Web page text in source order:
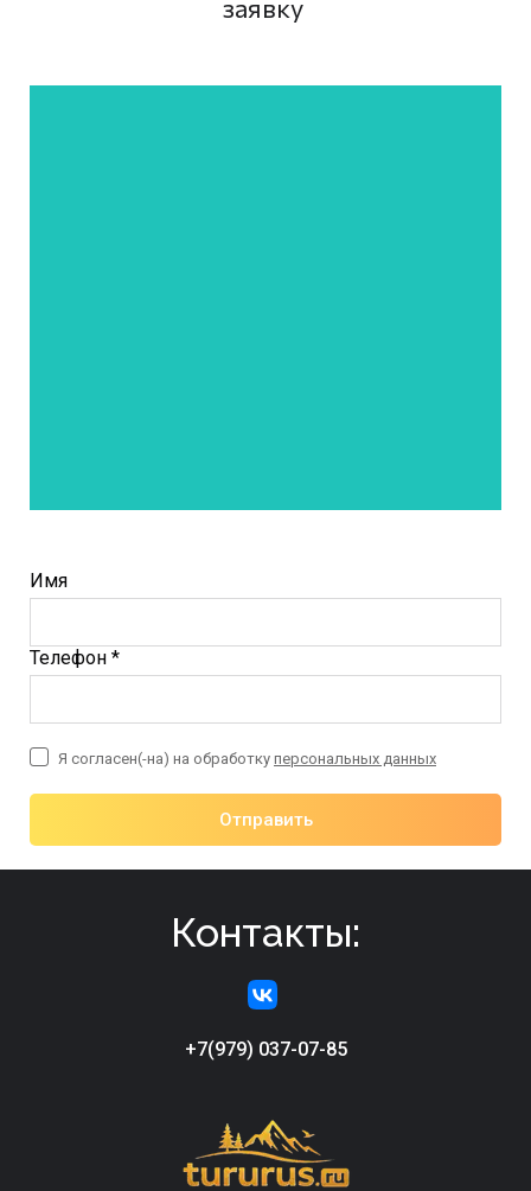
заявку
Имя
Телефон *
Отправить
Я согласен(-на) на обработку персональных данных
Контакты:
+7(979) 037-07-85